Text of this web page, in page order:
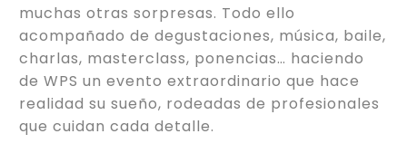
muchas otras sorpresas. Todo ello
acompañado de degustaciones, música, baile,
charlas, masterclass, ponencias… haciendo
de WPS un evento extraordinario que hace
realidad su sueño, rodeadas de profesionales
que cuidan cada detalle.